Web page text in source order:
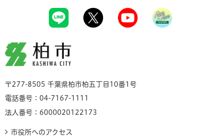
柏市
〒277-8505 千葉県柏市柏五丁目10番1号
電話番号：04-7167-1111
法人番号：6000020122173
市役所へのアクセス